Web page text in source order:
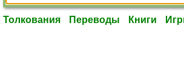
Толкования Переводы Книги